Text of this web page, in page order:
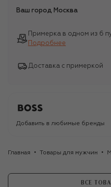
Ваш город Москва
Примерка в одном из 6
Подробнее
Доставка с примеркой
Добавить в любимые бренды
Главная Товары для мужчин
ВСЕ